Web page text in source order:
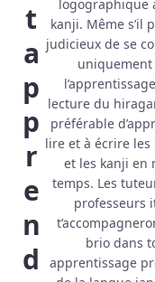
t
a
p
p
r
e
n
d
logographique
kanji. Même s’il
judicieux de se
uniquement
lecture du
préférable
lire et à écrire les
et les kanji en
temps. Les
professeurs
brio dans
apprentissage